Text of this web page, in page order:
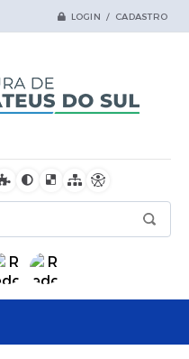
LOGIN / CADASTRO